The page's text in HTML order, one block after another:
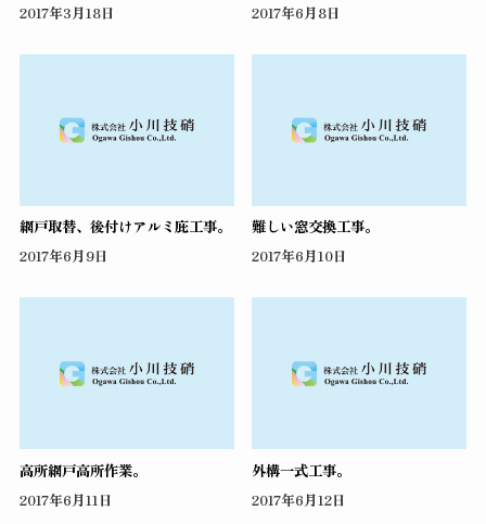
2017年3月18日 2017年6月8日
網戸取替、後付けアルミ庇工事。
2017年6月9日
難しい窓交換工事。
2017年6月10日
高所網戸高所作業。
2017年6月11日
外構一式工事。
2017年6月12日